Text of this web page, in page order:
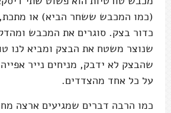
(כמו המכבש ששחר הביא) או מתכת,
כדור בצק. סוגרים את המכבש
שנוצר משטח את הבצק ומביא לנו
שהבצק לא ידבק, מניחים נייר אפייה
על כל אחד מהצדדים.
כמו הרבה דברים שמגיעים ארצה